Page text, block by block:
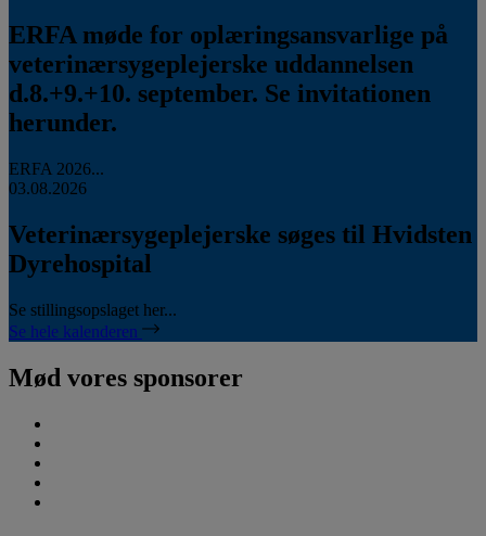
ERFA møde for oplæringsansvarlige på
veterinærsygeplejerske uddannelsen
d.8.+9.+10. september. Se invitationen
herunder.
ERFA 2026...
03.08.2026
Veterinærsygeplejerske søges til Hvidsten
Dyrehospital
Se stillingsopslaget her...
Se hele kalenderen
Mød vores sponsorer